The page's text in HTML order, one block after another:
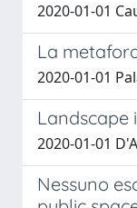
2020-01-01
La
2020-01-01
Landscape
2020-01-01
Nessuno